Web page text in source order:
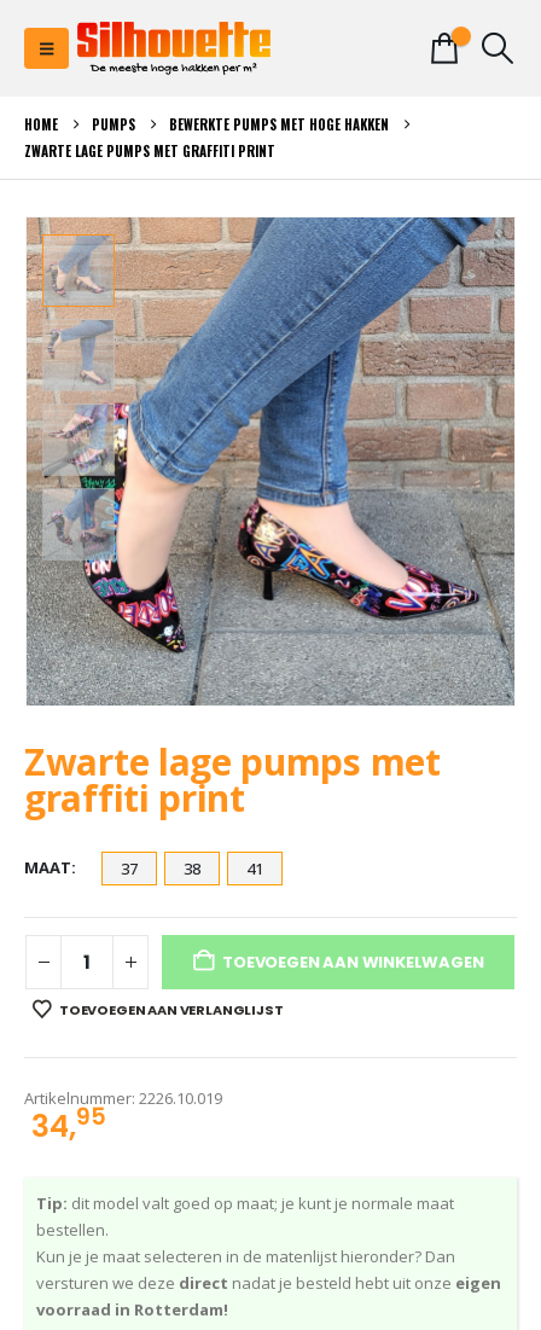
HOME PUMPS
BEWERKTE PUMPS MET HOGE HAKKEN
ZWARTE LAGE PUMPS MET GRAFFITI PRINT
Zwarte lage pumps met
graffiti print
MAAT 37 38 41
TOEVOEGEN AAN WINKELWAGEN
TOEVOEGEN AAN VERLANGLIJST
Artikelnummer: 2226.10.019
34,95
Tip: dit model valt goed op maat; je kunt je normale maat
bestellen.
Kun je je maat selecteren in de matenlijst hieronder? Dan
versturen we deze direct nadat je besteld hebt uit onze eigen
voorraad in Rotterdam!